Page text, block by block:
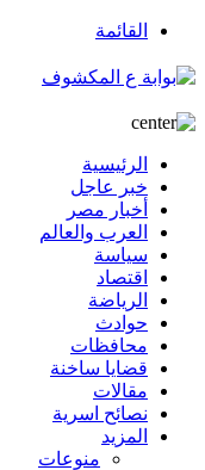
القائمة
الرئيسية
خبر عاجل
أخبار مصر
العرب والعالم
سياسة
اقتصاد
الرياضة
حوادث
محافظات
قضايا ساخنة
مقالات
نصائح اسرية
المزيد
منوعات